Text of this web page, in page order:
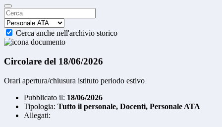
Cerca anche nell'archivio storico
Circolare del 18/06/2026
Orari apertura/chiusura istituto periodo estivo
Pubblicato il: 18/06/2026
Tipologia: Tutto il personale, Docenti, Personale ATA
Allegati: